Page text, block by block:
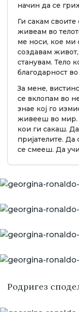
начин да се
Ги сакам своите
живеам во
ме носи, кое ми
создавам
станувам. Тело
благодарност во
За мене,
се вклопам во
знае кој го
живееш во мир.
кои ги сакаш.
пријателите.
се смееш. Да
Родригез